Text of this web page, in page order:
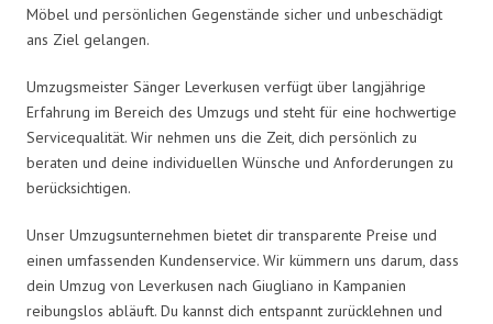
Möbel und persönlichen Gegenstände sicher und unbeschädigt
ans Ziel gelangen.
Umzugsmeister Sänger Leverkusen verfügt über langjährige
Erfahrung im Bereich des Umzugs und steht für eine hochwertige
Servicequalität. Wir nehmen uns die Zeit, dich persönlich zu
beraten und deine individuellen Wünsche und Anforderungen zu
berücksichtigen.
Unser Umzugsunternehmen bietet dir transparente Preise und
einen umfassenden Kundenservice. Wir kümmern uns darum, dass
dein Umzug von Leverkusen nach Giugliano in Kampanien
reibungslos abläuft. Du kannst dich entspannt zurücklehnen und